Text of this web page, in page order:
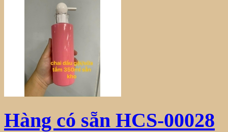
Hàng có sẵn HCS-00028